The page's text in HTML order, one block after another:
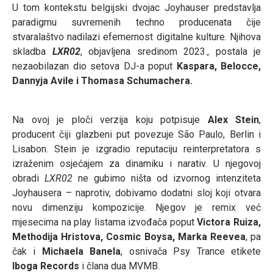
U tom kontekstu belgijski dvojac Joyhauser predstavlja
paradigmu suvremenih techno producenata čije
stvaralaštvo nadilazi efemernost digitalne kulture. Njihova
skladba LXR02, objavljena sredinom 2023., postala je
nezaobilazan dio setova DJ-a poput Kaspara, Belocce,
Dannyja Avile i Thomasa Schumachera.
Na ovoj je ploči verzija koju potpisuje Alex Stein,
producent čiji glazbeni put povezuje São Paulo, Berlin i
Lisabon. Stein je izgradio reputaciju reinterpretatora s
izraženim osjećajem za dinamiku i narativ. U njegovoj
obradi LXR02 ne gubimo ništa od izvornog intenziteta
Joyhausera – naprotiv, dobivamo dodatni sloj koji otvara
novu dimenziju kompozicije. Njegov je remix već
mjesecima na play listama izvođača poputVictora Ruiza,
Methodija Hristova, Cosmic Boysa, Marka Reevea, pa
čak i
Michaela Banela, osnivača Psy Trance etikete
Iboga Records i člana dua MVMB.